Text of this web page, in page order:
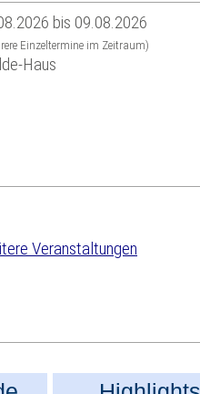
bis 09.08.2026
Einzeltermine im Zeitraum)
Haus
Veranstaltungen